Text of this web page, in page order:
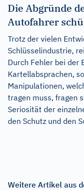
Die Abgründe
Autofahrer
Trotz der vielen
Schlüsselindustrie,
Durch Fehler bei der
Kartellabsprachen,
Manipulationen,
tragen muss, fragen
Seriosität der
den Schutz und den
Weitere Artikel aus